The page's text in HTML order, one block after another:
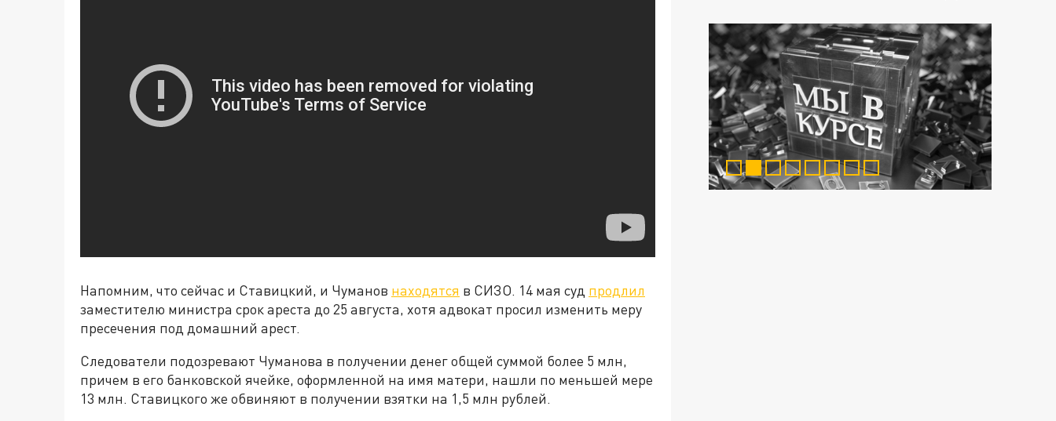
Напомним, что сейчас и Ставицкий, и Чуманов находятся в СИЗО. 14 мая суд продлил
заместителю министра срок ареста до 25 августа, хотя адвокат просил изменить меру
пресечения под домашний арест.
Следователи подозревают Чуманова в получении денег общей суммой более 5 млн,
причем в его банковской ячейке, оформленной на имя матери, нашли по меньшей мере
13 млн. Ставицкого же обвиняют в получении взятки на 1,5 млн рублей.